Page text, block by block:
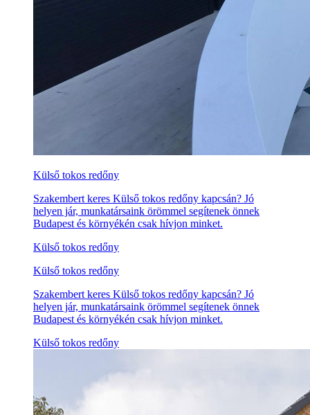
Külső tokos redőny
Szakembert keres Külső tokos redőny kapcsán? Jó
helyen jár, munkatársaink örömmel segítenek önnek
Budapest és környékén csak hívjon minket.
Külső tokos redőny
Külső tokos redőny
Szakembert keres Külső tokos redőny kapcsán? Jó
helyen jár, munkatársaink örömmel segítenek önnek
Budapest és környékén csak hívjon minket.
Külső tokos redőny